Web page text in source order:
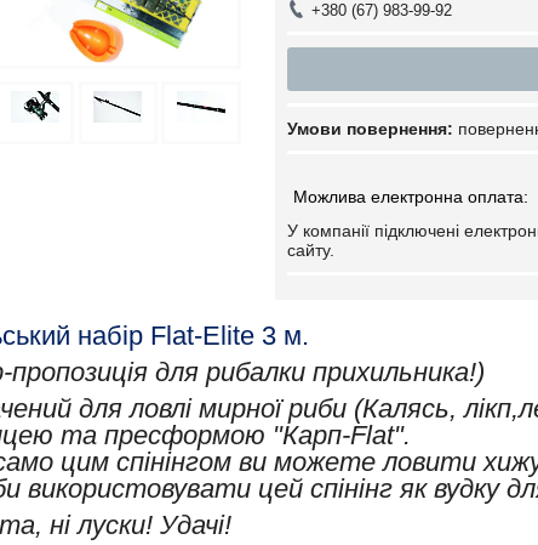
+380 (67) 983-99-92
У компанії підключені
сайту.
набір Flat-Elite 3 м.
пропозиція для рибалки прихильника!)
для ловлі мирної риби (Калясь,
та пресформою "Карп-Flat".
цим спінінгом ви можете ловити
використовувати цей спінінг як вудку
ні луски! Удачі!